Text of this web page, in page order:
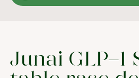
Junai GLP-1